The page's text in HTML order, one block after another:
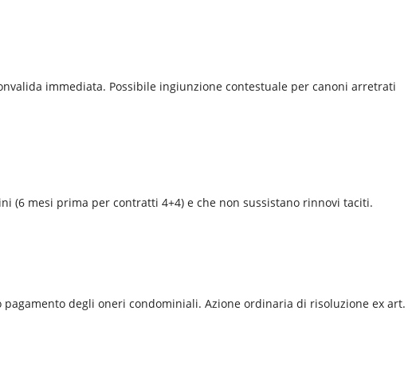
immediata. Possibile ingiunzione contestuale per canoni arretrati
(6 mesi prima per contratti 4+4) e che non sussistano rinnovi taciti.
degli oneri condominiali. Azione ordinaria di risoluzione ex art.